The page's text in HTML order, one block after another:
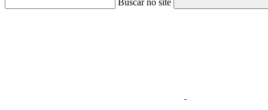
Buscar no site